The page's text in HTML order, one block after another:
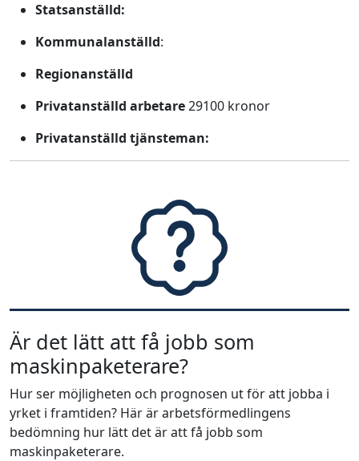
Statsanställd:
Kommunalanställd:
Regionanställd
Privatanställd arbetare29100 kronor
Privatanställd tjänsteman:
Är det lätt att få jobb som
maskinpaketerare?
Hur ser möjligheten och prognosen ut för att jobba i
yrket i framtiden? Här är arbetsförmedlingens
bedömning hur lätt det är att få jobb som
maskinpaketerare.